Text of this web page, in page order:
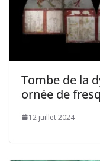
Tombe de la
ornée de
12 juillet 2024